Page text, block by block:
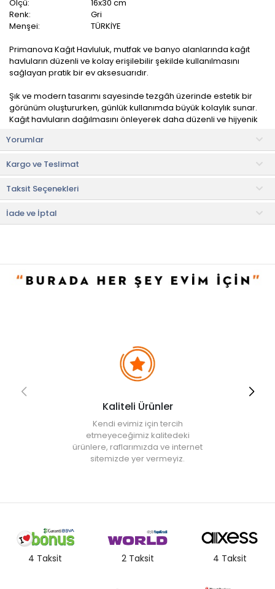
Ölçü:
16x30 cm
Renk:
Gri
Menşei:
TÜRKİYE
Primanova Kağıt Havluluk, mutfak ve banyo alanlarında kağıt
havluların düzenli ve kolay erişilebilir şekilde kullanılmasını
sağlayan pratik bir ev aksesuarıdır.
Şık ve modern tasarımı sayesinde tezgâh üzerinde estetik bir
görünüm oluştururken, günlük kullanımda büyük kolaylık sunar.
Kağıt havluların dağılmasını önleyerek daha düzenli ve hijyenik
Kullanım ve Bakım Bilgileri
• Nemli bez ile temizlenebilir.
• Su ile temas ettirildikten sonra hemen kurulanmalıdır.
• Not:Bu fiyat perakende satışlar için belirlenmiştir. Toplu alımlar
Evidea tarafından incelenecek ve uygun bulunmayan siparişler
iptal edilecektir.
Yorumlar
Kargo ve Teslimat
Taksit Seçenekleri
İade ve İptal
Kaliteli Ürünler
Kendi evimiz için tercih
etmeyeceğimiz kalitedeki
ürünlere, raflarımızda ve internet
sitemizde yer vermeyiz.
4 Taksit 2 Taksit 4 Taksit